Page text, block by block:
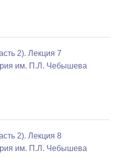
2). Лекция 7
им. П.Л. Чебышева
2). Лекция 8
им. П.Л. Чебышева